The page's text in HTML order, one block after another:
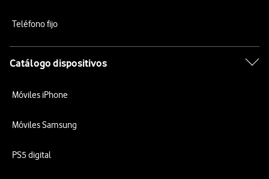
Teléfono fijo
Catálogo dispositivos
Móviles iPhone
Móviles Samsung
PS5 digital